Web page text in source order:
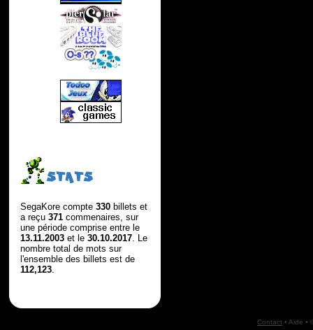
STATS
SegaKore compte 330billets et
a reçu 371commenaires, sur
une période comprise entre le
13.11.2003et le 30.10.2017. Le
nombre total de mots sur
l'ensemble des billets est de
112,123.
Contact •Aide •